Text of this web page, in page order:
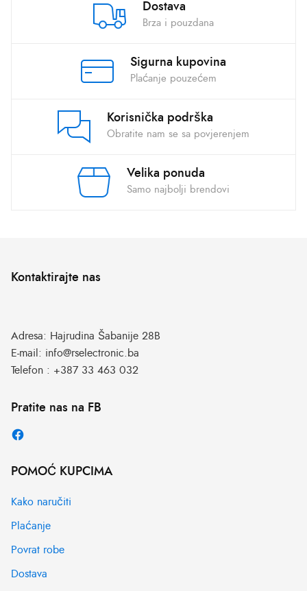
Dostava
Brza i pouzdana
Sigurna kupovina
Plaćanje pouzećem
Korisnička podrška
Obratite nam se sa povjerenjem
Velika ponuda
Samo najbolji brendovi
Kontaktirajte nas
Adresa: Hajrudina Šabanije 28B
E-mail: info@rselectronic.ba
Telefon : +387 33 463 032
Pratite nas na FB
POMOĆ KUPCIMA
Kako naručiti
Plaćanje
Povrat robe
Dostava